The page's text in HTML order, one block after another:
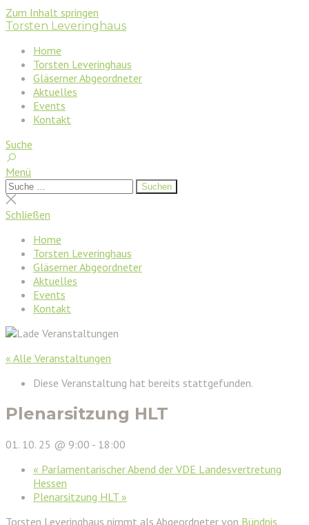
Zum Inhalt springen
Torsten Leveringhaus
Home
Torsten Leveringhaus
Gläserner Abgeordneter
Aktuelles
Events
Kontakt
Suche
Menü
Suchen
nach:
Suchen
Suche
schließen
Schließen
Home
Torsten Leveringhaus
Gläserner Abgeordneter
Aktuelles
Events
Kontakt
« Alle Veranstaltungen
Diese Veranstaltung hat bereits stattgefunden.
Plenarsitzung HLT
01. 10. 25 @ 9:00 - 18:00
« Parlamentarischer Abend der VDE Landesvertretung
Hessen
Plenarsitzung HLT »
Torsten Leveringhaus nimmt als Abgeordneter von Bündnis